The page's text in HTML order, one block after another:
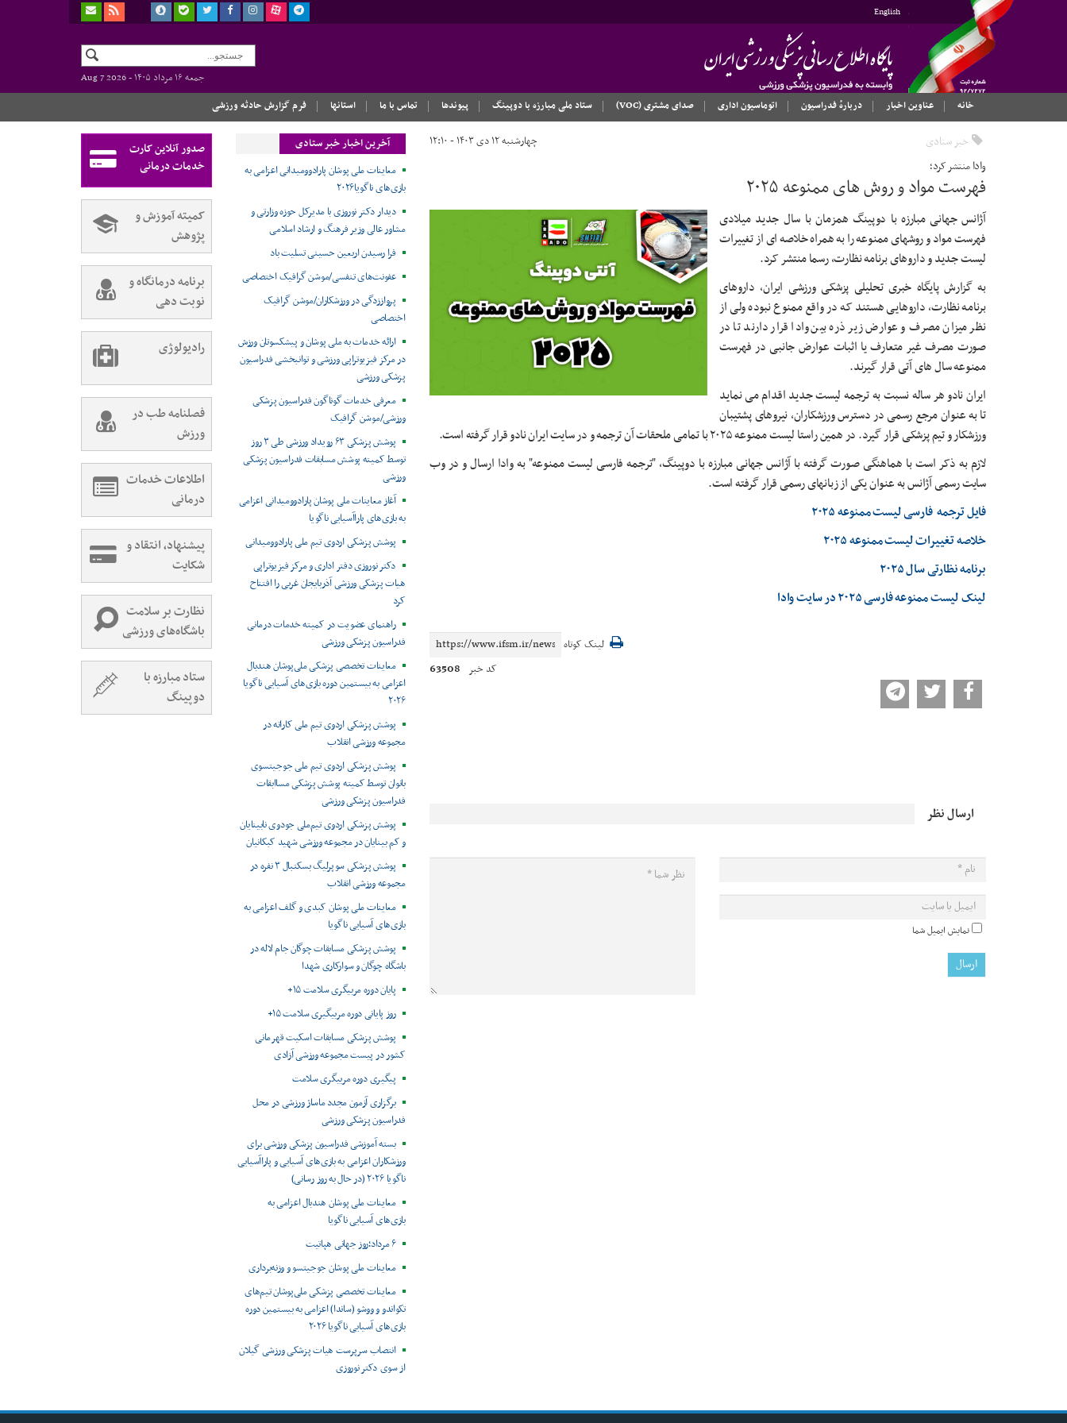
English
جمعه ۱۶ مرداد ۱۴۰۵ -
Aug 7 2026
خانه
عناوین اخبار دربارهٔ فدراسیون اتوماسیون اداری صدای مشتری (VOC) ستاد ملی مبارزه با دوپینگ پیوندها تماس با ما استانها فرم گزارش حادثه ورزشی
خبر ستادی چهارشنبه ۱۲ دی ۱۴۰۳ - ۱۲:۱۰
وادا منتشر کرد؛
فهرست مواد و روش های ممنوعه ۲۰۲۵
آژانس جهانی مبارزه با دوپینگ همزمان با سال جدید میلادی
فهرست مواد و روشهای ممنوعه را به همراه خلاصه ای از تغییرات
لیست جدید و داروهای برنامه نظارت، رسما منتشر کرد.
به گزارش پایگاه خبری تحلیلی پزشکی ورزشی ایران، داروهای
برنامه نظارت، داروهایی هستند که در واقع ممنوع نبوده ولی از
نظر میزان مصرف و عوارض زیر ذره بین وادا قرار دارند تا در
صورت مصرف غیر متعارف یا اثبات عوارض جانبی در فهرست
ممنوعه سال های آتی قرار گیرند.
ایران نادو هر ساله نسبت به ترجمه لیست جدید اقدام می نماید
تا به عنوان مرجع رسمی در دسترس ورزشکاران، نیروهای پشتیبان
ورزشکار و تیم پزشکی قرار گیرد. در همین راستا لیست ممنوعه ۲۰۲۵ با تمامی ملحقات آن ترجمه و در سایت ایران نادو قرار گرفته است.
لازم به ذکر است با هماهنگی صورت گرفته با آژانس جهانی مبارزه با دوپینگ، "ترجمه فارسی لیست ممنوعه" به وادا ارسال و در وب
سایت رسمی آژانس به عنوان یکی از زبانهای رسمی قرار گرفته است.
فایل ترجمه فارسی لیست ممنوعه ۲۰۲۵
خلاصه تغییرات لیست ممنوعه ۲۰۲۵
برنامه نظارتی سال ۲۰۲۵
لینک لیست ممنوعه فارسی ۲۰۲۵ در سایت وادا
لینک کوتاه
کد خبر 63508
ارسال نظر
نمایش ایمیل شما
آخرین اخبار خبر ستادی
معاینات ملی پوشان پارادوومیدانی اعزامی به
بازی‌های ناگویا۲۰۲۶
دیدار دکتر نوروزی با مدیرکل حوزه وزارتی و
مشاور عالی وزیر فرهنگ و ارشاد اسلامی
فرا رسیدن اربعین حسینی تسلیت باد
عفونت‌های تنفسی/موشن گرافیک اختصاصی
پرواززدگی در ورزشکاران/موشن گرافیک
اختصاصی
ارائه خدمات به ملی پوشان و پیشکسوتان ورزش
در مرکز فیزیوتراپی ورزشی و توانبخشی فدراسیون
پزشکی ورزشی
معرفی خدمات گوناگون فدراسیون پزشکی
ورزشی/موشن گرافیک
پوشش پزشکی ۶۳ رویداد ورزشی طی ۳ روز
توسط کمیته پوشش مسابقات فدراسیون پزشکی
ورزشی
آغاز معاینات ملی پوشان پارادوومیدانی اعزامی
به بازی‌های پاراآسیایی ناگویا
پوشش پزشکی اردوی تیم ملی پارادوومیدانی
دکتر نوروزی دفتر اداری و مرکز فیزیوتراپی
هیات پزشکی ورزشی آذربایجان غربی را افتتاح
کرد
راهنمای عضویت در کمیته خدمات درمانی
فدراسیون پزشکی ورزشی
معاینات تخصصی پزشکی ملی‌پوشان هندبال
اعزامی به بیستمین دوره بازی‌های آسیایی ناگویا
۲۰۲۶
پوشش پزشکی اردوی تیم ملی کاراته در
مجموعه ورزشی انقلاب
پوشش پزشکی اردوی تیم ملی جوجیتسوی
بانوان توسط کمیته پوشش پزشکی مساابقات
فدراسیون پزشکی ورزشی
پوشش پزشکی اردوی تیم‌ملی جودوی نابینایان
و کم بینایان در مجموعه ورزشی شهید کبکانیان
پوشش پزشکی سوپرلیگ بسکتبال ۳ نفره در
مجموعه ورزشی انقلاب
معاینات ملی پوشان کبدی و گلف اعزامی به
بازی‌های آسیایی ناگویا
پوشش پزشکی مسابقات چوگان جام لاله در
باشگاه چوگان و سوارکاری شهدا
پایان دوره مربیگری سلامت ۱۵+
روز پایانی دوره مربیگیری سلامت ۱۵+
پوشش پزشکی مسابقات اسکیت قهرمانی
کشور در پیست مجموعه ورزشی آزادی
پیگیری دوره مربیگری سلامت
برگزاری آزمون مجدد ماساژ ورزشی در محل
فدراسیون پزشکی ورزشی
بسته آموزشی فدراسیون پزشکی ورزشی برای
ورزشکاران اعزامی به بازی‌های آسیایی و پاراآسیایی
ناگویا ۲۰۲۶ (در حال به روز رسانی)
معاینات ملی پوشان هندبال اعزامی به
بازی‌های آسیایی ناگویا
۶ مرداد؛روز جهانی هپاتیت
معاینات ملی پوشان جوجیتسو و وزنه‌برداری
معاینات تخصصی پزشکی ملی‌پوشان تیم‌های
تکواندو و ووشو (ساندا) اعزامی به بیستمین دوره
بازی‌های آسیایی ناگویا ۲۰۲۶
انتصاب سرپرست هیات پزشکی ورزشی گیلان
از سوی دکتر نوروزی
صدور آنلاین کارت
خدمات درمانی
کمیته آموزش و
پژوهش
برنامه درمانگاه و
نوبت دهی
رادیولوژی
فصلنامه طب در
ورزش
اطلاعات خدمات
درمانی
پیشنهاد، انتقاد و
شکایت
نظارت بر سلامت
باشگاه‌های ورزشی
ستاد مبارزه با
دوپینگ